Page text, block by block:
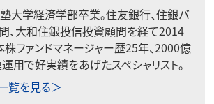
大学経済学部卒業。住友銀行、住銀バ
、大和住銀投信投資顧問を経て2014
株ファンドマネージャー歴25年、2000億
用で好実績をあげたスペシャリスト。
覧を見る＞